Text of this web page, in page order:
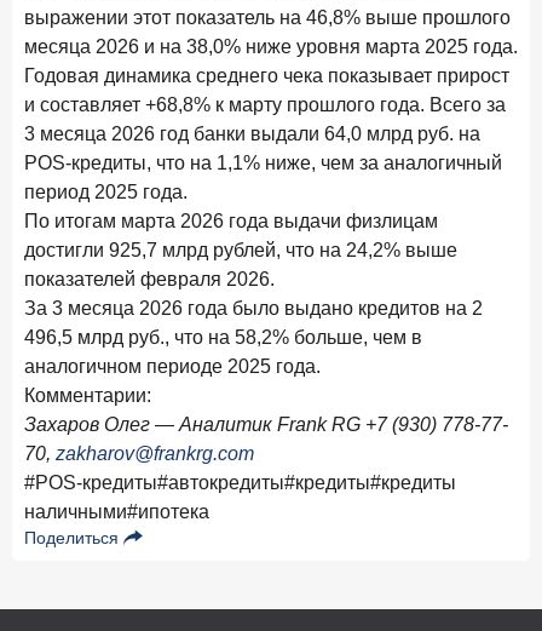
29 апреля 2026 года ИССЛЕДОВАНИЕ
Конкуренция на рынке инвестиционно-страховых
продуктов усиливается
28 апреля 2026 года ИССЛЕДОВАНИЕ
Привязанность побеждает ставку? Как выбирают банк
для сбережений в 2026 году
27 апреля 2026 года ИССЛЕДОВАНИЕ
Банки скорректировали доходность вкладов после
снижения ключевой ставки до 14,5%
Цифра дня
Средний срок ипотеки на вторичном рынке
23,3лет
год к году
Frank Data. Ипотека Поделиться
24 апреля 2026 года
в марте 2026 года
выражении этот показатель на 46,8% выше прошлого
месяца 2026 и на 38,0% ниже уровня марта 2025 года.
Годовая динамика среднего чека показывает прирост
и составляет +68,8% к марту прошлого года. Всего за
3 месяца 2026 год банки выдали 64,0 млрд руб. на
POS-кредиты, что на 1,1% ниже, чем за аналогичный
период 2025 года.
По итогам марта 2026 года выдачи физлицам
достигли 925,7 млрд рублей, что на 24,2% выше
показателей февраля 2026.
За 3 месяца 2026 года было выдано кредитов на 2
496,5 млрд руб., что на 58,2% больше, чем в
аналогичном периоде 2025 года.
Комментарии:
Захаров Олег — Аналитик Frank RG +7 (930) 778-77-
70, zakharov@frankrg.com
#POS-кредиты#автокредиты#кредиты#кредиты
наличными#ипотека
Поделиться